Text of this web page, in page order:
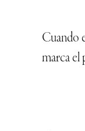
Cuando
marca el